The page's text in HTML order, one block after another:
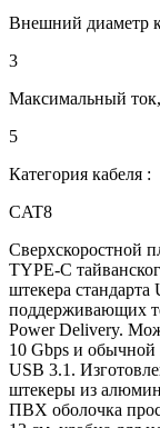
Внешний диаметр
3
Максимальный
5
Категория кабеля :
CAT8
Сверхскоростной
TYPE-C
штекера стандарта
поддерживающих
Power Delivery.
10 Gbps и обычной
USB 3.1.
штекеры из
ПВХ оболочка